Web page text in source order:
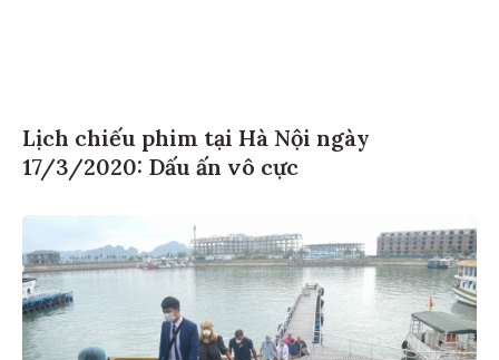
Lịch chiếu phim tại Hà Nội ngày
17/3/2020: Dấu ấn vô cực